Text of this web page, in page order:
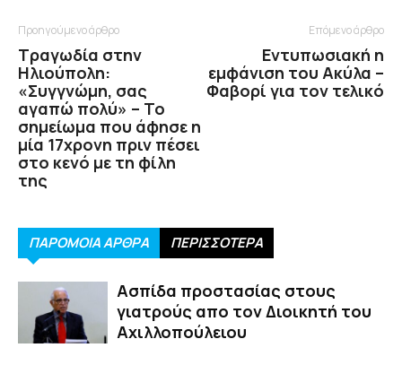
Προηγούμενο άρθρο
Τραγωδία στην
Ηλιούπολη:
«Συγγνώμη, σας
αγαπώ πολύ» – Το
σημείωμα που άφησε η
μία 17χρονη πριν πέσει
στο κενό με τη φίλη
της
Επόμενο άρθρο
Εντυπωσιακή η
εμφάνιση του Ακύλα –
Φαβορί για τον τελικό
ΠΑΡΟΜΟΙΑ ΑΡΘΡΑ ΠΕΡΙΣΣΟΤΕΡΑ
Ασπίδα προστασίας στους
γιατρούς απο τον Διοικητή του
Αχιλλοπούλειου